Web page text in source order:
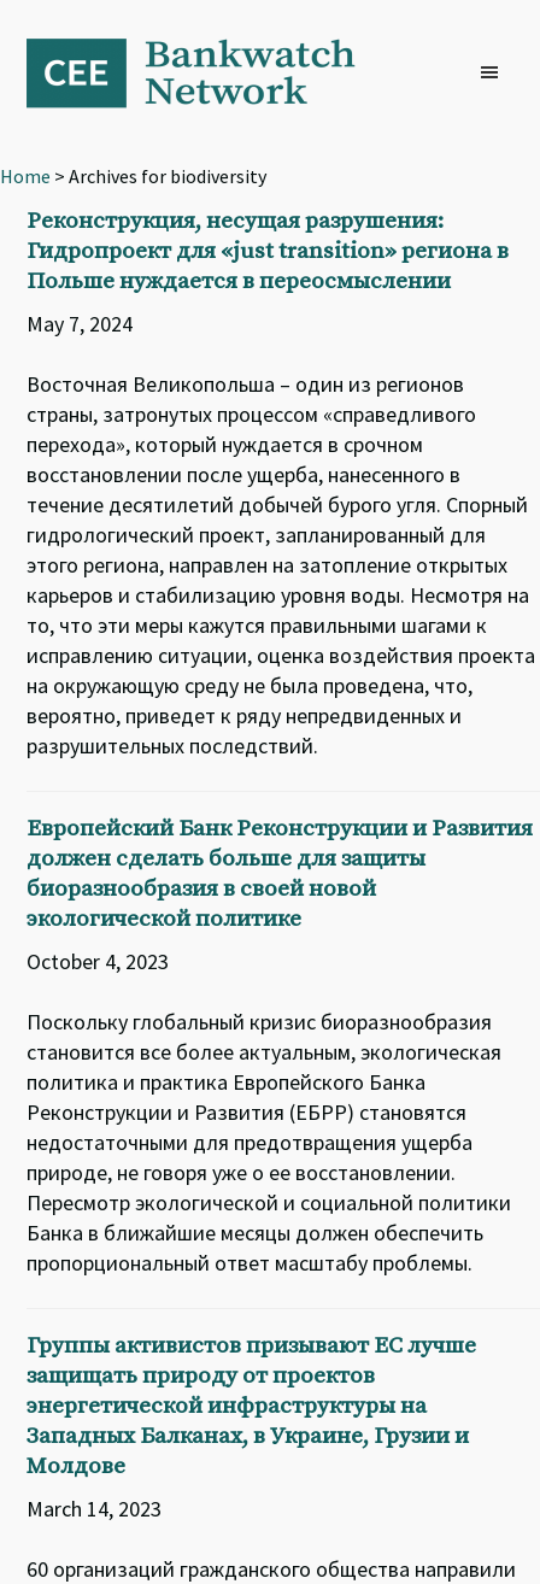
primary
navigation
content
footer
Home > Archives for biodiversity
Реконструкция, несущая разрушения:
Гидропроект для «just transition» региона в
Польше нуждается в переосмыслении
May 7, 2024
Восточная Великопольша – один из регионов
страны, затронутых процессом «справедливого
перехода», который нуждается в срочном
восстановлении после ущерба, нанесенного в
течение десятилетий добычей бурого угля. Спорный
гидрологический проект, запланированный для
этого региона, направлен на затопление открытых
карьеров и стабилизацию уровня воды. Несмотря на
то, что эти меры кажутся правильными шагами к
исправлению ситуации, оценка воздействия проекта
на окружающую среду не была проведена, что,
вероятно, приведет к ряду непредвиденных и
разрушительных последствий.
Европейский Банк Реконструкции и Развития
должен сделать больше для защиты
биоразнообразия в своей новой
экологической политике
October 4, 2023
Поскольку глобальный кризис биоразнообразия
становится все более актуальным, экологическая
политика и практика Европейского Банка
Реконструкции и Развития (ЕБРР) становятся
недостаточными для предотвращения ущерба
природе, не говоря уже о ее восстановлении.
Пересмотр экологической и социальной политики
Банка в ближайшие месяцы должен обеспечить
пропорциональный ответ масштабу проблемы.
Группы активистов призывают ЕС лучше
защищать природу от проектов
энергетической инфраструктуры на
Западных Балканах, в Украине, Грузии и
Молдове
March 14, 2023
60 организаций гражданского общества направили